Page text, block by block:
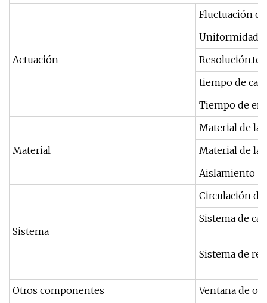
Actuación
Fluctuación
Uniformidad
tiempo de
Tiempo de
Material
Material de la
Material de la
Aislamiento
Sistema
Circulación
Sistema de
Sistema de
Otros componentes
Ventana de